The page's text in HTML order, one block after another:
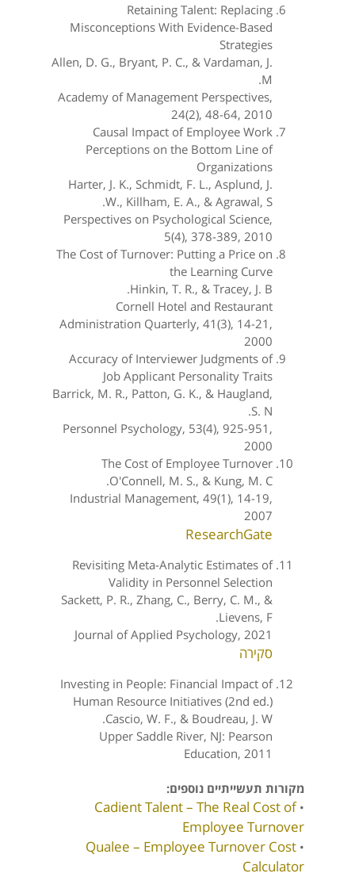
Retaining Talent: Replacing
Misconceptions With Evidence-Based
Strategies
Allen, D. G., Bryant, P. C., & Vardaman, J.
M.
Academy of Management Perspectives,
24(2), 48-64, 2010
Causal Impact of Employee Work
Perceptions on the Bottom Line of
Organizations
Harter, J. K., Schmidt, F. L., Asplund, J.
W., Killham, E. A., & Agrawal, S.
Perspectives on Psychological Science,
5(4), 378-389, 2010
The Cost of Turnover: Putting a Price on
the Learning Curve
Hinkin, T. R., & Tracey, J. B.
Cornell Hotel and Restaurant
Administration Quarterly, 41(3), 14-21,
2000
Accuracy of Interviewer Judgments of
Job Applicant Personality Traits
Barrick, M. R., Patton, G. K., & Haugland,
S. N.
Personnel Psychology, 53(4), 925-951,
2000
The Cost of Employee Turnover
O'Connell, M. S., & Kung, M. C.
Industrial Management, 49(1), 14-19,
2007
ResearchGate
Revisiting Meta-Analytic Estimates of
Validity in Personnel Selection
Sackett, P. R., Zhang, C., Berry, C. M., &
Lievens, F.
Journal of Applied Psychology, 2021
סקירה
Investing in People: Financial Impact of
Human Resource Initiatives (2nd ed.)
Cascio, W. F., & Boudreau, J. W.
Upper Saddle River, NJ: Pearson
Education, 2011
מקורות תעשייתיים נוספים:
•
Cadient Talent – The Real Cost of
Employee Turnover
•
Qualee – Employee Turnover Cost
Calculator